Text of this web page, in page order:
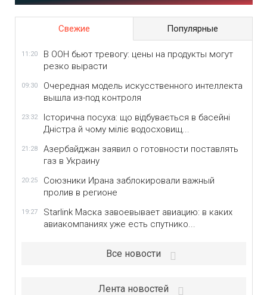
Свежие Популярные
11:20
В ООН бьют тревогу: цены на продукты могут
резко вырасти
09:30
Очередная модель искусственного интеллекта
вышла из-под контроля
23:32
Історична посуха: що відбувається в басейні
Дністра й чому міліє водосховищ...
21:28
Азербайджан заявил о готовности поставлять
газ в Украину
20:25
Союзники Ирана заблокировали важный
пролив в регионе
19:27
Starlink Маска завоевывает авиацию: в каких
авиакомпаниях уже есть спутнико...
Все новости
Лента новостей